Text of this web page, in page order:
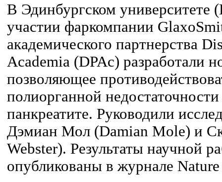
В Эдинбургском университете
участии фаркомпании
академического партнерства
Academia (DPAc) разработали
позволяющее
полиорганной
панкреатите. Руководили
Дэмиан Мол (Damian Mole) и
Webster). Результаты научной
опубликованы в журнале